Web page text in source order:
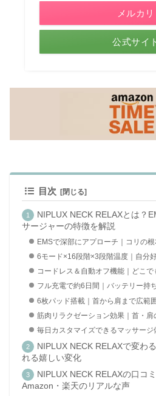
メルカリ
公式サイ
目次
NIPLUX NECK RELAXとは？
サージャーの特徴を解説
EMSで深部にアプローチ｜コリの
6モード×16段階×3段階温度｜自分
コードレス＆自動オフ機能｜どこ
フル充電で約6日間｜バッテリー持
6枚パッド搭載｜首から肩まで広範
筋肉リラクゼーション効果｜首・
毎日カスタマイズできるマッサージ
NIPLUX NECK RELAXで変わ
れる嬉しい変化
NIPLUX NECK RELAXの口コ
Amazon・楽天のリアルな声